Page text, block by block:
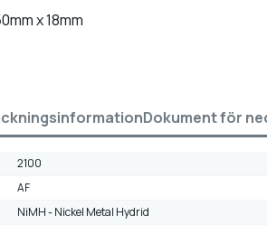
x 18mm
Dokument för
2100
AF
NiMH - Nickel Metal Hydrid